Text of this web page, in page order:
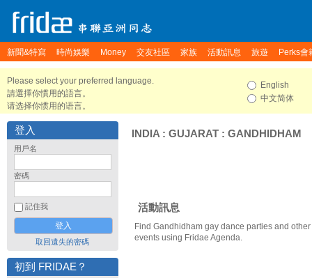
新聞&特寫 時尚娛樂 Money 交友社區 家族 活動訊息 旅遊 Perks會
Please select your preferred language.
請選擇你慣用的語言。
请选择你惯用的语言。
English
中文简体
登入
用戶名
密碼
記住我
取回遺失的密碼
初到 FRIDAE？
INDIA : GUJARAT : GANDHIDHAM
活動訊息
Find Gandhidham gay dance parties and
events using Fridae Agenda.